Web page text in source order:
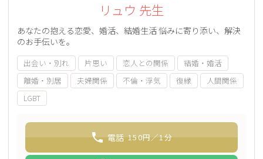
リュウ 先生
あなたの抱える恋愛、婚活、結婚生活 悩みに寄り添い、解決
のお手伝いを。
出会い・別れ 片思い 恋人との関係
結婚・婚活
離婚・別居
夫婦関係 不倫・浮気 復縁
人間関係
LGBT
電話 150円／1分